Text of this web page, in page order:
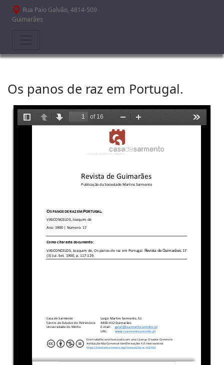
Passar para o conteúdo principal
Rua Paio Galvão, 4814-509
Guimarães
Os panos de raz em Portugal.